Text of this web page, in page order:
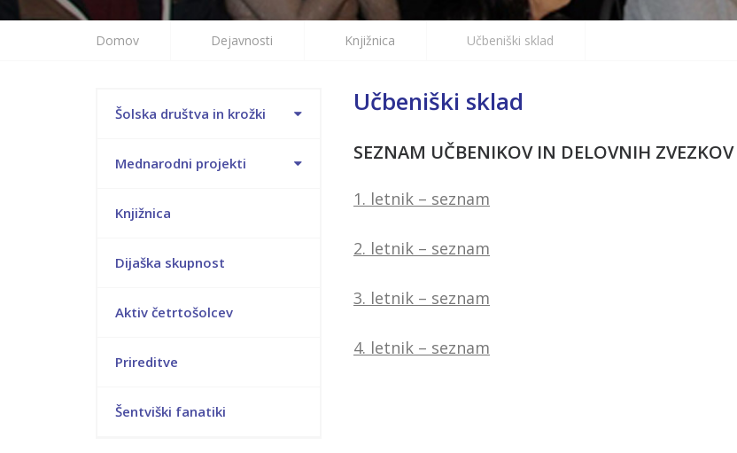
Domov Dejavnosti Knjižnica Učbeniški sklad
Šolska društva in krožki
Mednarodni projekti
Knjižnica
Dijaška skupnost
Aktiv četrtošolcev
Prireditve
Šentviški fanatiki
Učbeniški sklad
SEZNAM UČBENIKOV IN DELOVNIH
1. letnik – seznam
2. letnik – seznam
3. letnik – seznam
4. letnik – seznam